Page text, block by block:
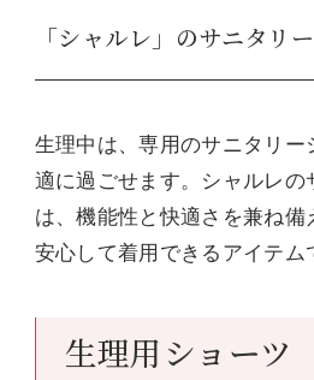
「シャルレ」のサニタリ
生理中は、専用のサニタリー
適に過ごせます。シャルレの
は、機能性と快適さを兼ね備
安心して着用できるアイテム
生理用ショーツ